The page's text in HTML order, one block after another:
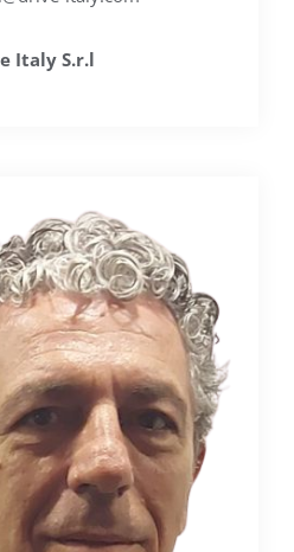
Italy S.r.l